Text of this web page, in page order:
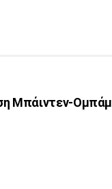
Μπάιντεν-